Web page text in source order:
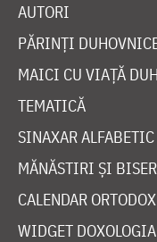
AUTORI
PĂRINȚI
MAICI CU VIAȚĂ
TEMATICĂ
SINAXAR ALFABETIC
MĂNĂSTIRI ȘI
CALENDAR ORTODOX
WIDGET DOXOLOGIA